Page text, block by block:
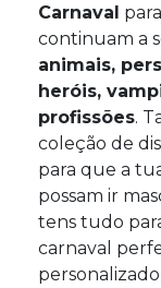
Carnaval
continuam a
animais,
heróis,
profissões.
coleção de
para que a
possam ir
tens tudo
carnaval